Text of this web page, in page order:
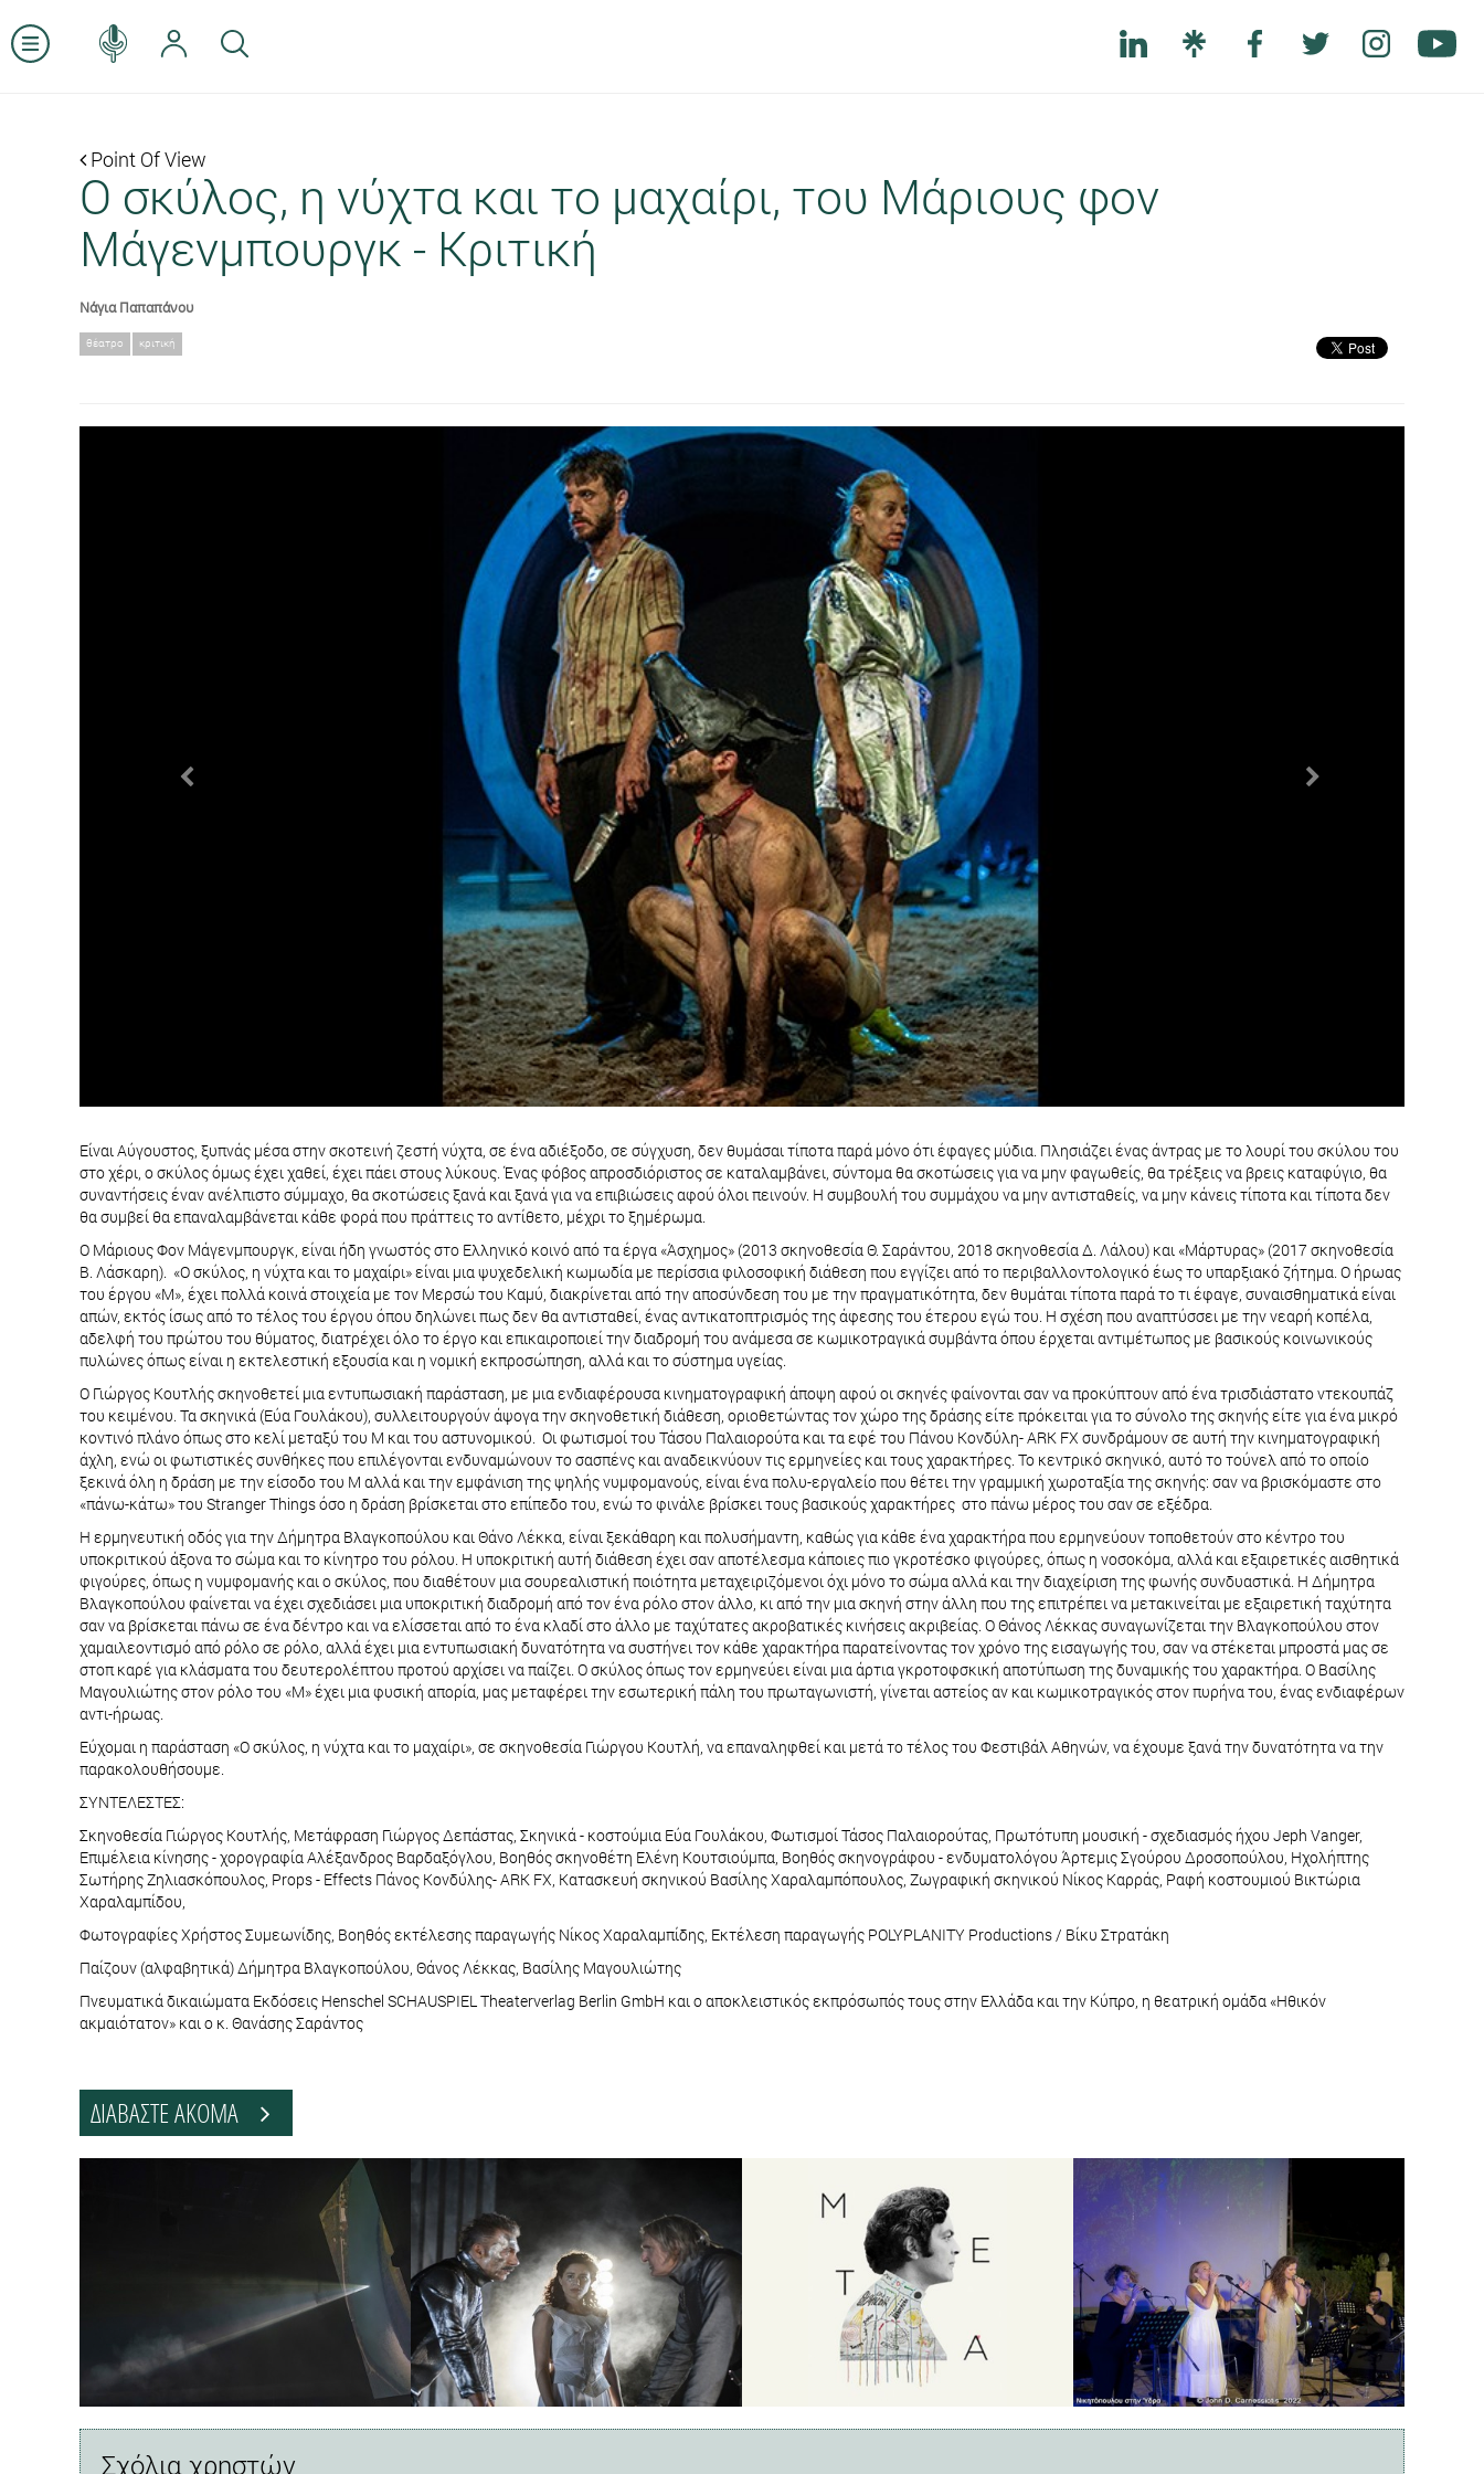
Point Of View
Ο σκύλος, η νύχτα και το μαχαίρι, του Μάριους φον
Μάγενμπουργκ - Κριτική
Νάγια Παπαπάνου
θέατρο κριτική
Είναι Αύγουστος, ξυπνάς μέσα στην σκοτεινή ζεστή νύχτα, σε ένα αδιέξοδο, σε σύγχυση, δεν θυμάσαι τίποτα παρά μόνο ότι έφαγες μύδια. Πλησιάζει ένας άντρας με το λουρί του σκύλου του
στο χέρι, ο σκύλος όμως έχει χαθεί, έχει πάει στους λύκους. Ένας φόβος απροσδιόριστος σε καταλαμβάνει, σύντομα θα σκοτώσεις για να μην φαγωθείς, θα τρέξεις να βρεις καταφύγιο, θα
συναντήσεις έναν ανέλπιστο σύμμαχο, θα σκοτώσεις ξανά και ξανά για να επιβιώσεις αφού όλοι πεινούν. Η συμβουλή του συμμάχου να μην αντισταθείς, να μην κάνεις τίποτα και τίποτα δεν
θα συμβεί θα επαναλαμβάνεται κάθε φορά που πράττεις το αντίθετο, μέχρι το ξημέρωμα.
Ο Μάριους Φον Μάγενμπουργκ, είναι ήδη γνωστός στο Ελληνικό κοινό από τα έργα «Άσχημος» (2013 σκηνοθεσία Θ. Σαράντου, 2018 σκηνοθεσία Δ. Λάλου) και «Μάρτυρας» (2017 σκηνοθεσία
Β. Λάσκαρη). «Ο σκύλος, η νύχτα και το μαχαίρι» είναι μια ψυχεδελική κωμωδία με περίσσια φιλοσοφική διάθεση που εγγίζει από το περιβαλλοντολογικό έως το υπαρξιακό ζήτημα. Ο ήρωας
του έργου «Μ», έχει πολλά κοινά στοιχεία με τον Μερσώ του Καμύ, διακρίνεται από την αποσύνδεση του με την πραγματικότητα, δεν θυμάται τίποτα παρά το τι έφαγε, συναισθηματικά είναι
απών, εκτός ίσως από το τέλος του έργου όπου δηλώνει πως δεν θα αντισταθεί, ένας αντικατοπτρισμός της άφεσης του έτερου εγώ του. Η σχέση που αναπτύσσει με την νεαρή κοπέλα,
αδελφή του πρώτου του θύματος, διατρέχει όλο το έργο και επικαιροποιεί την διαδρομή του ανάμεσα σε κωμικοτραγικά συμβάντα όπου έρχεται αντιμέτωπος με βασικούς κοινωνικούς
πυλώνες όπως είναι η εκτελεστική εξουσία και η νομική εκπροσώπηση, αλλά και το σύστημα υγείας.
Ο Γιώργος Κουτλής σκηνοθετεί μια εντυπωσιακή παράσταση, με μια ενδιαφέρουσα κινηματογραφική άποψη αφού οι σκηνές φαίνονται σαν να προκύπτουν από ένα τρισδιάστατο ντεκουπάζ
του κειμένου. Τα σκηνικά (Εύα Γουλάκου), συλλειτουργούν άψογα την σκηνοθετική διάθεση, οριοθετώντας τον χώρο της δράσης είτε πρόκειται για το σύνολο της σκηνής είτε για ένα μικρό
κοντινό πλάνο όπως στο κελί μεταξύ του Μ και του αστυνομικού. Οι φωτισμοί του Τάσου Παλαιορούτα και τα εφέ του Πάνου Κονδύλη- ΑRK FX συνδράμουν σε αυτή την κινηματογραφική
άχλη, ενώ οι φωτιστικές συνθήκες που επιλέγονται ενδυναμώνουν το σασπένς και αναδεικνύουν τις ερμηνείες και τους χαρακτήρες. Το κεντρικό σκηνικό, αυτό το τούνελ από το οποίο
ξεκινά όλη η δράση με την είσοδο του Μ αλλά και την εμφάνιση της ψηλής νυμφομανούς, είναι ένα πολυ-εργαλείο που θέτει την γραμμική χωροταξία της σκηνής: σαν να βρισκόμαστε στο
«πάνω-κάτω» του Stranger Things όσο η δράση βρίσκεται στο επίπεδο του, ενώ το φινάλε βρίσκει τους βασικούς χαρακτήρες στο πάνω μέρος του σαν σε εξέδρα.
Η ερμηνευτική οδός για την Δήμητρα Βλαγκοπούλου και Θάνο Λέκκα, είναι ξεκάθαρη και πολυσήμαντη, καθώς για κάθε ένα χαρακτήρα που ερμηνεύουν τοποθετούν στο κέντρο του
υποκριτικού άξονα το σώμα και το κίνητρο του ρόλου. Η υποκριτική αυτή διάθεση έχει σαν αποτέλεσμα κάποιες πιο γκροτέσκο φιγούρες, όπως η νοσοκόμα, αλλά και εξαιρετικές αισθητικά
φιγούρες, όπως η νυμφομανής και ο σκύλος, που διαθέτουν μια σουρεαλιστική ποιότητα μεταχειριζόμενοι όχι μόνο το σώμα αλλά και την διαχείριση της φωνής συνδυαστικά. Η Δήμητρα
Βλαγκοπούλου φαίνεται να έχει σχεδιάσει μια υποκριτική διαδρομή από τον ένα ρόλο στον άλλο, κι από την μια σκηνή στην άλλη που της επιτρέπει να μετακινείται με εξαιρετική ταχύτητα
σαν να βρίσκεται πάνω σε ένα δέντρο και να ελίσσεται από το ένα κλαδί στο άλλο με ταχύτατες ακροβατικές κινήσεις ακριβείας. Ο Θάνος Λέκκας συναγωνίζεται την Βλαγκοπούλου στον
χαμαιλεοντισμό από ρόλο σε ρόλο, αλλά έχει μια εντυπωσιακή δυνατότητα να συστήνει τον κάθε χαρακτήρα παρατείνοντας τον χρόνο της εισαγωγής του, σαν να στέκεται μπροστά μας σε
στοπ καρέ για κλάσματα του δευτερολέπτου προτού αρχίσει να παίζει. Ο σκύλος όπως τον ερμηνεύει είναι μια άρτια γκροτοφσκική αποτύπωση της δυναμικής του χαρακτήρα. Ο Βασίλης
Μαγουλιώτης στον ρόλο του «Μ» έχει μια φυσική απορία, μας μεταφέρει την εσωτερική πάλη του πρωταγωνιστή, γίνεται αστείος αν και κωμικοτραγικός στον πυρήνα του, ένας ενδιαφέρων
αντι-ήρωας.
Εύχομαι η παράσταση «Ο σκύλος, η νύχτα και το μαχαίρι», σε σκηνοθεσία Γιώργου Κουτλή, να επαναληφθεί και μετά το τέλος του Φεστιβάλ Αθηνών, να έχουμε ξανά την δυνατότητα να την
παρακολουθήσουμε.
ΣΥΝΤΕΛΕΣΤΕΣ:
Σκηνοθεσία Γιώργος Κουτλής, Μετάφραση Γιώργος Δεπάστας, Σκηνικά - κοστούμια Εύα Γουλάκου, Φωτισμοί Τάσος Παλαιορούτας, Πρωτότυπη μουσική - σχεδιασμός ήχου Jeph Vanger,
Επιμέλεια κίνησης - χορογραφία Αλέξανδρος Βαρδαξόγλου, Βοηθός σκηνοθέτη Ελένη Κουτσιούμπα, Βοηθός σκηνογράφου - ενδυματολόγου Άρτεμις Σγούρου Δροσοπούλου, Ηχολήπτης
Σωτήρης Ζηλιασκόπουλος, Props - Effects Πάνος Κονδύλης- ΑRK FX, Κατασκευή σκηνικού Βασίλης Χαραλαμπόπουλος, Ζωγραφική σκηνικού Νίκος Καρράς, Ραφή κοστουμιού Βικτώρια
Χαραλαμπίδου,
Φωτογραφίες Χρήστος Συμεωνίδης, Βοηθός εκτέλεσης παραγωγής Νίκος Χαραλαμπίδης, Εκτέλεση παραγωγής POLYPLANITY Productions / Βίκυ Στρατάκη
Παίζουν (αλφαβητικά) Δήμητρα Βλαγκοπούλου, Θάνος Λέκκας, Βασίλης Μαγουλιώτης
Πνευματικά δικαιώματα Εκδόσεις Henschel SCHAUSPIEL Theaterverlag Berlin GmbH και ο αποκλειστικός εκπρόσωπός τους στην Ελλάδα και την Κύπρο, η θεατρική ομάδα «Ηθικόν
ακμαιότατον» και ο κ. Θανάσης Σαράντος
ΔΙΑΒΑΣΤΕ ΑΚΟΜΑ
Σχόλια χρηστών